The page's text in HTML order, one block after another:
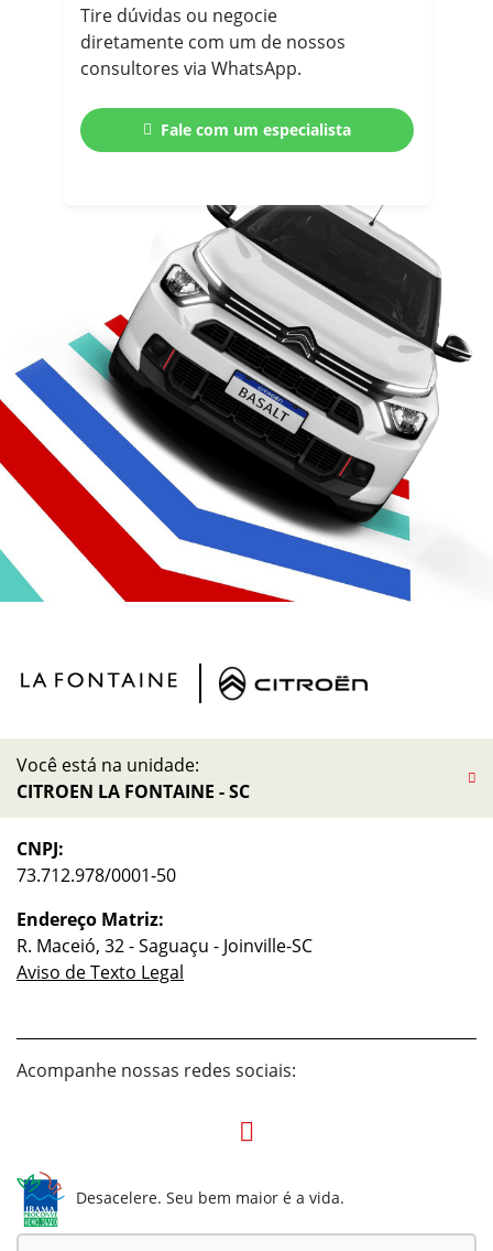
Tire dúvidas ou negocie
diretamente com um de nossos
consultores via WhatsApp.
Fale com um especialista
Você está na unidade:
CITROEN LA FONTAINE - SC
CNPJ:
73.712.978/0001-50
Endereço Matriz:
R. Maceió, 32 - Saguaçu - Joinville-SC
Aviso de Texto Legal
Acompanhe nossas redes sociais:
Desacelere. Seu bem maior é a vida.